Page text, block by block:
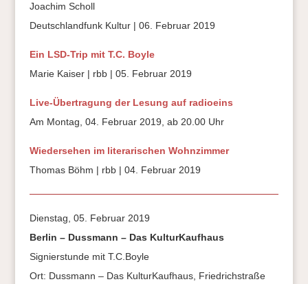
Joachim Scholl
Deutschlandfunk Kultur | 06. Februar 2019
Ein LSD-Trip mit T.C. Boyle
Marie Kaiser | rbb | 05. Februar 2019
Live-Übertragung der Lesung auf radioeins
Am Montag, 04. Februar 2019, ab 20.00 Uhr
Wiedersehen im literarischen Wohnzimmer
Thomas Böhm | rbb | 04. Februar 2019
Dienstag, 05. Februar 2019
Berlin – Dussmann – Das KulturKaufhaus
Signierstunde mit T.C.Boyle
Ort: Dussmann – Das KulturKaufhaus, Friedrichstraße